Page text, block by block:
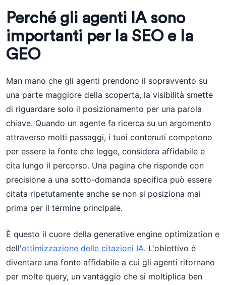
Perché gli agenti IA sono
importanti per la SEO e la
GEO
Man mano che gli agenti prendono il sopravvento su
una parte maggiore della scoperta, la visibilità smette
di riguardare solo il posizionamento per una parola
chiave. Quando un agente fa ricerca su un argomento
attraverso molti passaggi, i tuoi contenuti competono
per essere la fonte che legge, considera affidabile e
cita lungo il percorso. Una pagina che risponde con
precisione a una sotto-domanda specifica può essere
citata ripetutamente anche se non si posiziona mai
prima per il termine principale.
È questo il cuore della generative engine optimization e
dell'ottimizzazione delle citazioni IA. L'obiettivo è
diventare una fonte affidabile a cui gli agenti ritornano
per molte query, un vantaggio che si moltiplica ben